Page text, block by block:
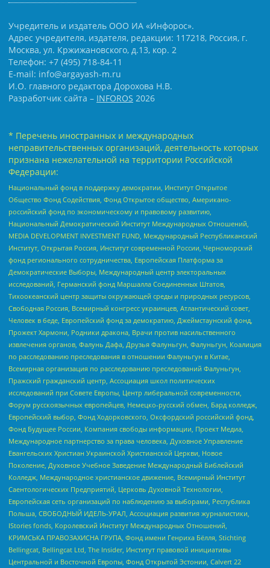
Учредитель и издатель ООО ИА «Инфорос».
Адрес учредителя, издателя, редакции: 117218, Россия, г.
Москва, ул. Кржижановского, д.13, кор. 2
Телефон: +7 (495) 718-84-11
E-mail: info@argayash-m.ru
И.О. главного редактора Дорохова Н.В.
Разработчик сайта – INFOROS 2026
* Перечень иностранных и международных
неправительственных организаций, деятельность которых
признана нежелательной на территории Российской
Федерации:
Национальный фонд в поддержку демократии, Институт Открытое
Общество Фонд Содействия, Фонд Открытое общество, Американо-
российский фонд по экономическому и правовому развитию,
Национальный Демократический Институт Международных Отношений,
MEDIA DEVELOPMENT INVESTMENT FUND, Международный Республиканский
Институт, Открытая Россия, Институт современной России, Черноморский
фонд регионального сотрудничества, Европейская Платформа за
Демократические Выборы, Международный центр электоральных
исследований, Германский фонд Маршалла Соединенных Штатов,
Тихоокеанский центр защиты окружающей среды и природных ресурсов,
Свободная Россия, Всемирный конгресс украинцев, Атлантический совет,
Человек в беде, Европейский фонд за демократию, Джеймстаунский фонд,
Прожект Хармони, Родники дракона, Врачи против насильственного
извлечения органов, Фалунь Дафа, Друзья Фалуньгун, Фалуньгун, Коалиция
по расследованию преследования в отношении Фалуньгун в Китае,
Всемирная организация по расследованию преследований Фалуньгун,
Пражский гражданский центр, Ассоциация школ политических
исследований при Совете Европы, Центр либеральной современности,
Форум русскоязычных европейцев, Немецко-русский обмен, Бард колледж,
Европейский выбор, Фонд Ходорковского, Оксфордский российский фонд,
Фонд Будущее России, Компания свободы информации, Проект Медиа,
Международное партнерство за права человека, Духовное Управление
Евангельских Христиан Украинской Христианской Церкви, Новое
Поколение, Духовное Учебное Заведение Международный Библейский
Колледж, Международное христианское движение, Всемирный Институт
Саентологических Предприятий, Церковь Духовной Технологии,
Европейская сеть организаций по наблюдению за выборами, Республика
Польша, СВОБОДНЫЙ ИДЕЛЬ-УРАЛ, Ассоциация развития журналистики,
IStories fonds, Королевский Институт Международных Отношений,
КРИМСЬКА ПРАВОЗАХИСНА ГРУПА, Фонд имени Генриха Бёлля, Stichting
Bellingcat, Bellingcat Ltd, The Insider, Институт правовой инициативы
Центральной и Восточной Европы, Фонд Открытой Эстонии, Calvert 22